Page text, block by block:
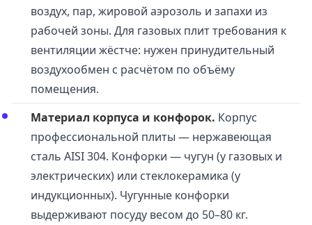
воздух, пар, жировой аэрозоль и запахи из
рабочей зоны. Для газовых плит требования к
вентиляции жёстче: нужен принудительный
воздухообмен с расчётом по объёму
помещения.
Материал корпуса и конфорок. Корпус
профессиональной плиты — нержавеющая
сталь AISI 304. Конфорки — чугун (у газовых и
электрических) или стеклокерамика (у
индукционных). Чугунные конфорки
выдерживают посуду весом до 50–80 кг.